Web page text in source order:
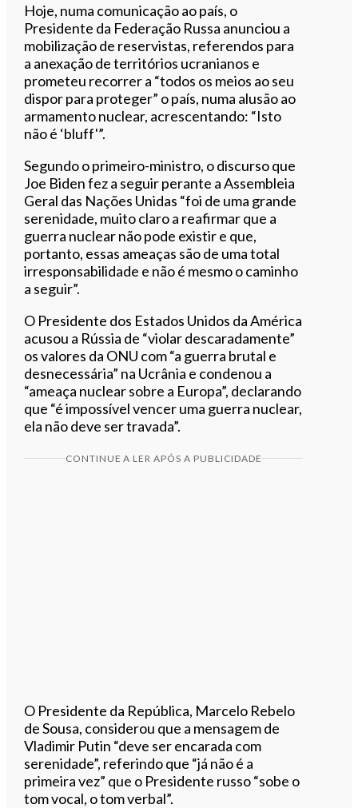
Hoje, numa comunicação ao país, o
Presidente da Federação Russa anunciou a
mobilização de reservistas, referendos para
a anexação de territórios ucranianos e
prometeu recorrer a “todos os meios ao seu
dispor para proteger” o país, numa alusão ao
armamento nuclear, acrescentando: “Isto
não é ‘bluff'”.
Segundo o primeiro-ministro, o discurso que
Joe Biden fez a seguir perante a Assembleia
Geral das Nações Unidas “foi de uma grande
serenidade, muito claro a reafirmar que a
guerra nuclear não pode existir e que,
portanto, essas ameaças são de uma total
irresponsabilidade e não é mesmo o caminho
a seguir”.
O Presidente dos Estados Unidos da América
acusou a Rússia de “violar descaradamente”
os valores da ONU com “a guerra brutal e
desnecessária” na Ucrânia e condenou a
“ameaça nuclear sobre a Europa”, declarando
que “é impossível vencer uma guerra nuclear,
ela não deve ser travada”.
CONTINUE A LER APÓS A PUBLICIDADE
O Presidente da República, Marcelo Rebelo
de Sousa, considerou que a mensagem de
Vladimir Putin “deve ser encarada com
serenidade”, referindo que “já não é a
primeira vez” que o Presidente russo “sobe o
tom vocal, o tom verbal”.